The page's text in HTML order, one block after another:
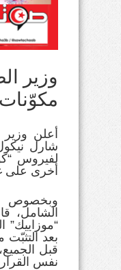
وزير
شارل
لفيروس
أخرى على
وبخصوص
الشامل،
“موزاييك”
بعد
قبل
نفس